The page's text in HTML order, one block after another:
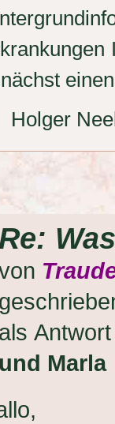
Holger
Re:
als
und Marla